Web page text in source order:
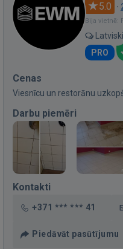
5.0 ·
Bija vietnē:
PRO
Cenas
Viesnīcu un restorānu
Darbu piemēri
Kontakti
+371 *** *** 41
Piedāvāt pasūtījumu